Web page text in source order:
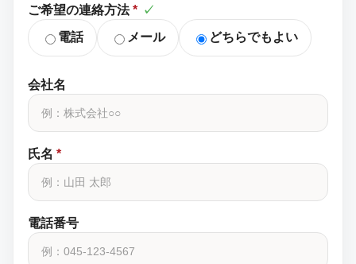
ご希望の連絡方法 * ✓
電話 メール どちらでもよい
会社名
氏名 *
電話番号